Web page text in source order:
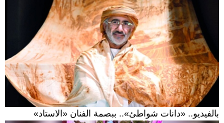
بالفيديو.. «دانات شواطئ».. ببصمة الفنان «الاستاد»